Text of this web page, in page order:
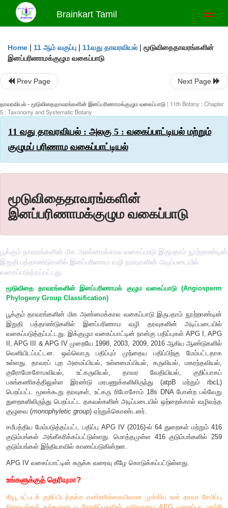
Brainkart Tamil
Home | 11 ஆம் வகுப்பு | 11வது தாவரவியல் | மூடுவிதைதாவரங்களின்
இனப்பரிணாமக்குழும வகைப்பாடு
Prev Page Next Page
தாவரவியல் - மூடுவிதைதாவரங்களின் இனப்பரிணாமக்குழும வகைப்பாடு | 11th Botany : Chapter
5 : Taxonomy and Systematic Botany
11 வது தாவரவியல் : அலகு 5 : வகைப்பாட்டியல் மற்றும்
குழுமப் பரிணாம வகைப்பாட்டியல்
மூடுவிதைதாவரங்களின்
இனப்பரிணாமக்குழும வகைப்பாடு
பூக்கும் தாவரங்களின் மிக அண்மைக்கால வகைப்பாடு இருபதாம் நூற்றாண்டின்
இறுதி பத்தாண்டுகளில் இனப்பரிணாம வழி தரவுகளின் அடிப்படையில்
வகைப்படுத்தப்பட்டது.
மூடுவிதை தாவரங்களின் இனப்பரிணாமக் குழும வகைப்பாடு
Phylogeny Group Classification)
பூக்கும் தாவரங்களின் மிக அண்மைக்கால வகைப்பாடு
இறுதி பத்தாண்டுகளில் இனப்பரிணாம வழி தரவுகளின்
வகைப்படுத்தப்பட்டது. இக்குழும வகைப்பாட்டின் நான்கு
II, APG III & APG IV முறையே 1998, 2003, 2009, 2016
வெளியிடப்பட்டன. ஒவ்வொரு பதிப்பும் முந்தைய
உள்ளது. தாவரப் புற அமைப்பியல், உள்ளமைப்பியல்,
குரோமோசோமவியல், உட்கருவியல், தாவர வேதியியல்,
பசுங்கணிகத்திலுள்ள இரண்டு மரபணுக்களிலிருந்து (atpB
துறைகளிலிருந்து பெறப்பட்ட தகவல்களின் அடிப்படையில்